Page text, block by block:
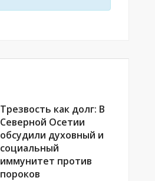
Трезвость как долг: В
Северной Осетии
обсудили духовный и
социальный
иммунитет против
пороков